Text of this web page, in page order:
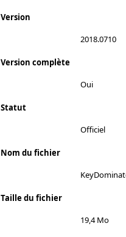
Version
2018.0710
Version complète
Oui
Statut
Officiel
Nom du fichier
Taille du fichier
19,4 Mo